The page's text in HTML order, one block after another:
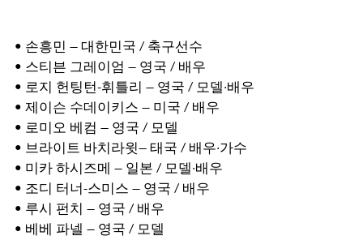
• 손흥민 — 대한민국 / 축구선수
• 스티븐 그레이엄 — 영국 / 배우
• 로지 헌팅턴-휘틀리 — 영국 / 모델·배우
• 제이슨 수데이키스 — 미국 / 배우
• 로미오 베컴 — 영국 / 모델
• 브라이트 바치라윗— 태국 / 배우·가수
• 미카 하시즈메 — 일본 / 모델·배우
• 조디 터너-스미스 — 영국 / 배우
• 루시 펀치 — 영국 / 배우
• 베베 파넬 — 영국 / 모델